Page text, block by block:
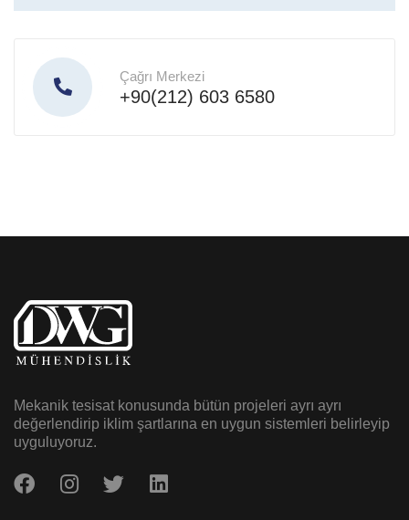
Çağrı Merkezi
+90(212) 603 6580
Mekanik tesisat konusunda bütün projeleri ayrı ayrı
değerlendirip iklim şartlarına en uygun sistemleri belirleyip
uyguluyoruz.